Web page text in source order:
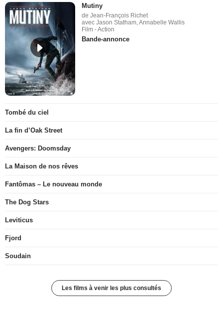
Mutiny
de Jean-François Richet
avec Jason Statham, Annabelle Wallis
Film - Action
Bande-annonce
Tombé du ciel
La fin d’Oak Street
Avengers: Doomsday
La Maison de nos rêves
Fantômas – Le nouveau monde
The Dog Stars
Leviticus
Fjord
Soudain
Les films à venir les plus consultés